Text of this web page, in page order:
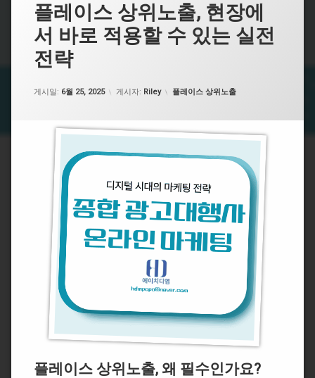
플레이스 상위노출, 현장에
서 바로 적용할 수 있는 실전
전략
게시일: 6월 25, 2025 게시자: Riley 카테고리:
플레이스 상위노출
플레이스 상위노출, 왜 필수인가요?